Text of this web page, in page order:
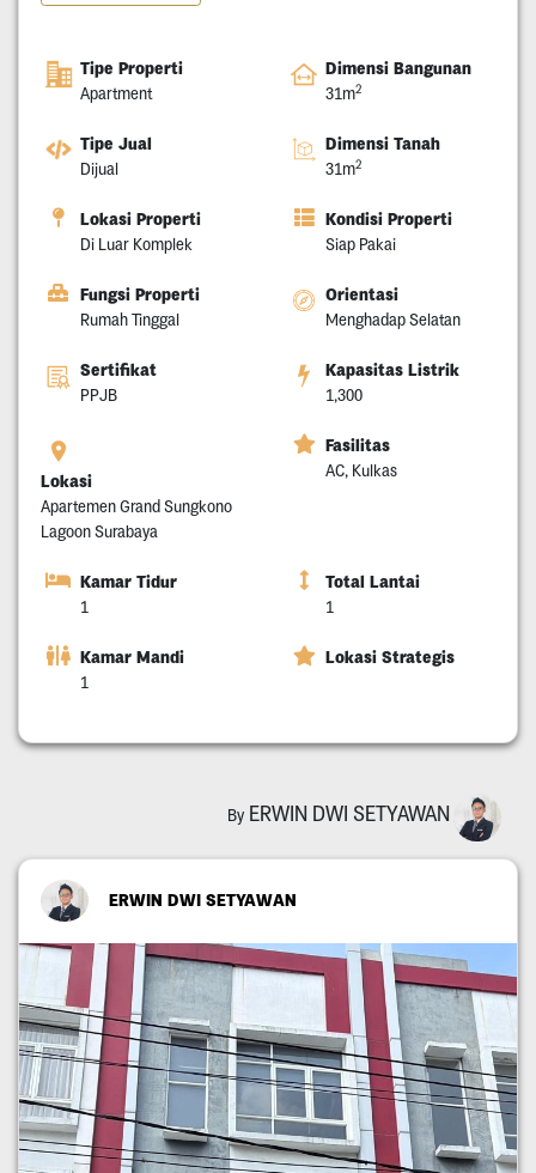
Tipe Properti
Apartment
Dimensi Bangunan
31m2
Tipe Jual
Dijual
Dimensi Tanah
31m2
Lokasi Properti
Di Luar Komplek
Kondisi Properti
Siap Pakai
Fungsi Properti
Rumah Tinggal
Orientasi
Menghadap Selatan
Sertifikat
PPJB
Kapasitas Listrik
1,300
Lokasi
Apartemen Grand Sungkono
Lagoon Surabaya
Fasilitas
AC, Kulkas
Kamar Tidur
1
Total Lantai
1
Kamar Mandi
1
Lokasi Strategis
By ERWIN DWI SETYAWAN
ERWIN DWI SETYAWAN